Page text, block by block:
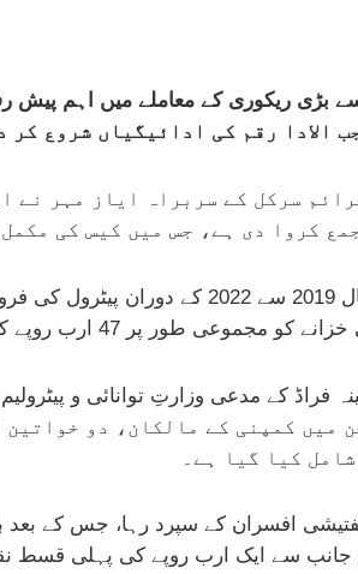
الادا رقم کی ادائیگیاں شروع کر
سرکل کے سربراہ ایاز مہر
کروا دی ہے، جس میں کیس کی مکمل
رپورٹ کے مطابق پیٹرولیم کمپنی
پر 47 ارب روپے کا نقصان پہنچا۔
میں کمپنی کے مالکان، دو
کیا گیا ہے۔